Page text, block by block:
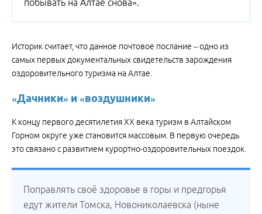
побывать на Алтае снова».
Историк считает, что данное почтовое послание – одно из
самых первых документальных свидетельств зарождения
оздоровительного туризма на Алтае.
«Дачники» и «воздушники»
К концу первого десятилетия ХХ века туризм в Алтайском
Горном округе уже становится массовым. В первую очередь
это связано с развитием курортно-оздоровительных поездок.
Поправлять своё здоровье в горы и предгорья
едут жители Томска, Новониколаевска (ныне